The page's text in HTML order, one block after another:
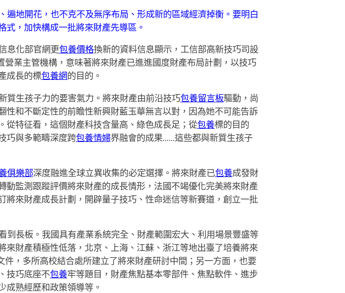
地開花，也不克不及無序布局、形成新的區域經濟掉衡。要明白
式，加快構成一批將來財產先導區。
息化部官網更包養價格換新的資料信息顯示，工信部高新技巧司設
營業主管機構，意味著將來財產已進進國度財產布局計劃，以技巧
成長的標包養網的目的。
質生孩子力的要害氣力。將來財產由前沿技巧包養留言板驅動，尚
和不斷定性的前瞻性新興財藍玉華無言以對，因為她不可能告訴
從特征看，這個財產科技含量高、綠色成長足；從包養標的目的
巧與多範疇深度跨包養情婦界融會的成果……這些都與新質生孩子
俱樂部深度融進全球立異收集的必定選擇。將來財產已包養成發財
監測跟蹤評價將來財產的成長情形，法國不竭優化完美將來財產
來財產成長計劃，開辟量子技巧、性命迷信等新賽道，創立一批
長板。我國具有產業系統完全、財產範圍宏大、利用場景豐盛等
來財產積極性低落，北京、上海、江蘇、浙江等地出臺了培養將來
件，多所高校結合處所建立了將來財產研討中間；另一方面，也要
技巧底座不包養牢等題目，財產焦點基本零部件、焦點軟件、進步
成熟經歷和政策領導等。